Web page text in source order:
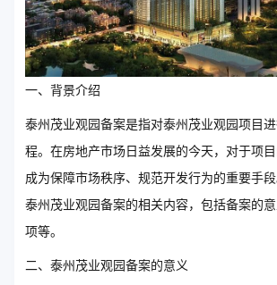
一、背景介绍
泰州茂业观园备案是指对泰州茂业观园项目
程。在房地产市场日益发展的今天，对于项
成为保障市场秩序、规范开发行为的重要手
泰州茂业观园备案的相关内容，包括备案的
项等。
二、泰州茂业观园备案的意义